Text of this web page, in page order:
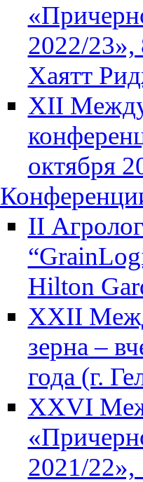
2022/23»,
Хаятт
XII
октября
II
Hilton
XXII
зерна –
года (г.
XXVI
2021/22»,